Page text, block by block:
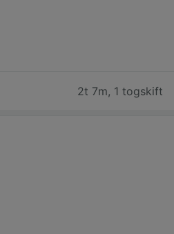
2t 7m, 1 togskift